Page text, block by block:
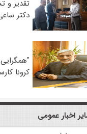
تقدیر و
دکتر
کرونا
اخبار عمومی